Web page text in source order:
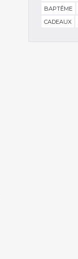
BAPTÊME
CADEAUX